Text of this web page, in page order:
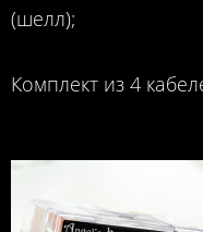
(шелл);
Комплект из 4
Кабели для